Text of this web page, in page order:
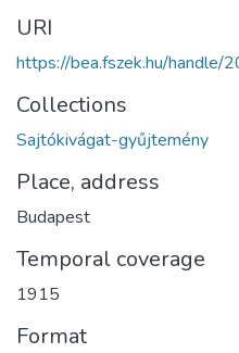
URI
https://bea.fszek.hu/
Collections
Sajtókivágat-gyűjtemény
Place, address
Budapest
Temporal coverage
1915
Format